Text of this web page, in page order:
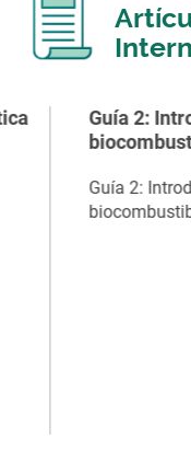
Guía 2:
biocombustibles
Guía 2: Introducción a
biocombustibles